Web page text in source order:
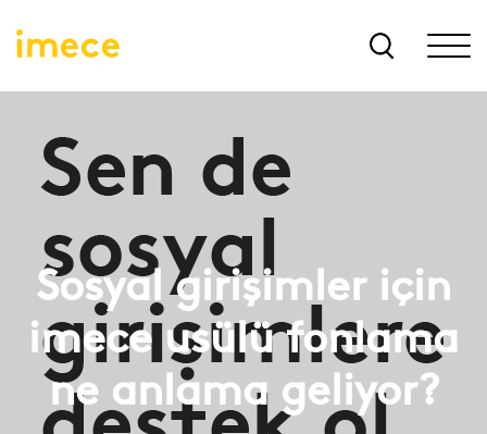
Sosyal girişimler için
imece usülü fonlama
ne anlama geliyor?